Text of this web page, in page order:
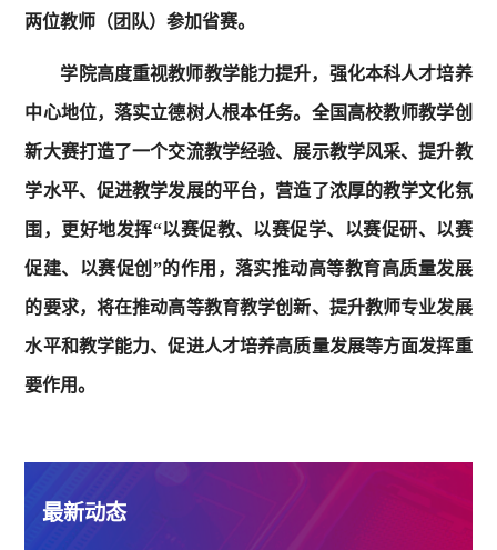
两位教师（团队）参加省赛。
学院高度重视教师教学能力提升，强化本科人才培养
中心地位，落实立德树人根本任务。全国高校教师教学创
新大赛打造了一个交流教学经验、展示教学风采、提升教
学水平、促进教学发展的平台，营造了浓厚的教学文化氛
围，更好地发挥“以赛促教、以赛促学、以赛促研、以赛
促建、以赛促创”的作用，落实推动高等教育高质量发展
的要求，将在推动高等教育教学创新、提升教师专业发展
水平和教学能力、促进人才培养高质量发展等方面发挥重
要作用。
最新动态